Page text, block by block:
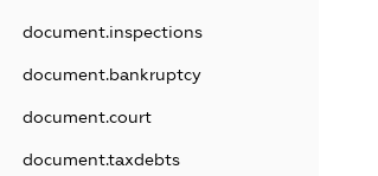
document.inspections
document.bankruptcy
document.court
document.taxdebts